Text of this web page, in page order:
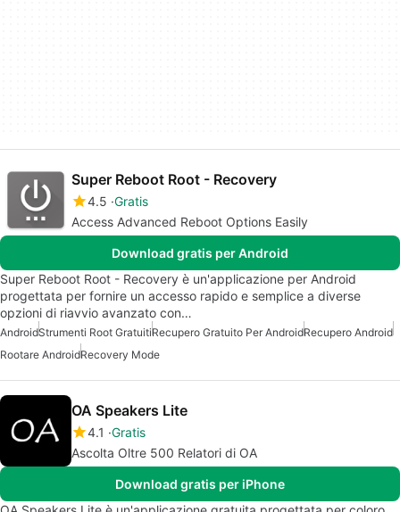
Super Reboot Root - Recovery
4.5 Gratis
Access Advanced Reboot Options Easily
Download gratis per Android
Super Reboot Root - Recovery è un'applicazione per Android
progettata per fornire un accesso rapido e semplice a diverse
opzioni di riavvio avanzato con…
AndroidStrumenti Root GratuitiRecupero Gratuito Per AndroidRecupero Android
Rootare AndroidRecovery Mode
OA Speakers Lite
4.1 Gratis
Ascolta Oltre 500 Relatori di OA
Download gratis per iPhone